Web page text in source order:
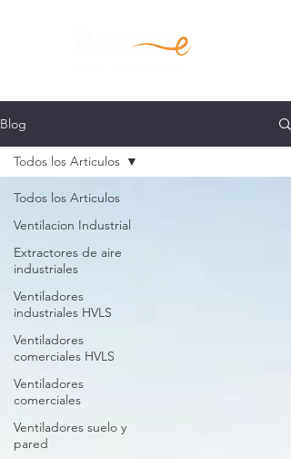
Blog
Todos los Articulos
Ventilacion Industrial
Extractores de aire
industriales
Ventiladores
industriales HVLS
Ventiladores
comerciales HVLS
Ventiladores
comerciales
Ventiladores suelo y
pared
Todos los Articulos